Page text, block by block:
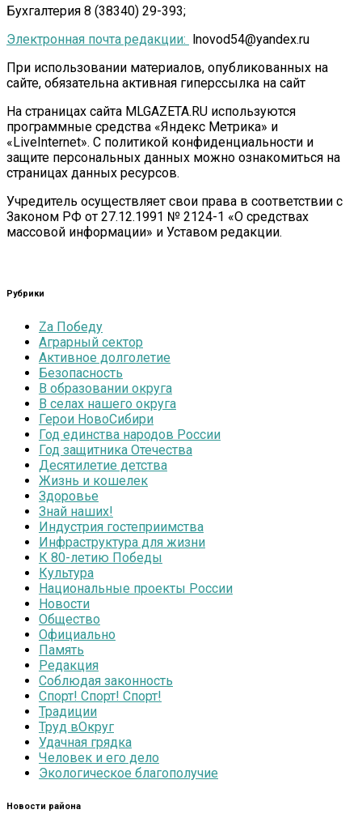
Бухгалтерия 8 (38340) 29-393;
Электронная почта редакции:
lnovod54@yandex.ru
При использовании материалов, опубликованных на
сайте, обязательна активная гиперссылка на сайт
На страницах сайта MLGAZETA.RU используются
программные средства «Яндекс Метрика» и
«LiveInternet». С политикой конфиденциальности и
защите персональных данных можно ознакомиться на
страницах данных ресурсов.
Учредитель осуществляет свои права в соответствии с
Законом РФ от 27.12.1991 № 2124-1 «О средствах
массовой информации» и Уставом редакции.
Рубрики
Zа Победу
Аграрный сектор
Активное долголетие
Безопасность
В образовании округа
В селах нашего округа
Герои НовоСибири
Год единства народов России
Год защитника Отечества
Десятилетие детства
Жизнь и кошелек
Здоровье
Знай наших!
Индустрия гостеприимства
Инфраструктура для жизни
К 80-летию Победы
Культура
Национальные проекты России
Новости
Общество
Официально
Память
Редакция
Соблюдая законность
Спорт! Спорт! Спорт!
Традиции
Труд вОкруг
Удачная грядка
Человек и его дело
Экологическое благополучие
Новости района